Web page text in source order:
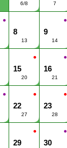
6/8 7
●
8
13
●
9
14
●
15
20
●
16
21
● ●
22
27
●
23
28
●
29
●
30